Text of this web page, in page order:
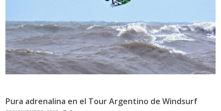
Pura adrenalina en el Tour Argentino de Windsurf